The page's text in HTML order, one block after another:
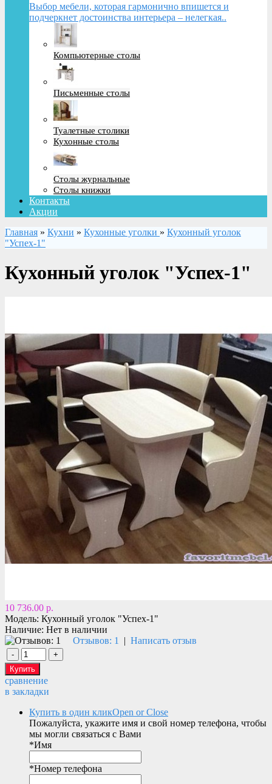
Выбор мебели, которая гармонично впишется и
подчеркнет достоинства интерьера – нелегкая..
Компьютерные столы
Письменные столы
Туалетные столики
Кухонные столы
Столы журнальные
Столы книжки
Контакты
Акции
Главная » Кухни » Кухонные уголки » Кухонный уголок
"Успех-1"
Кухонный уголок "Успех-1"
10 736.00 р.
Модель: Кухонный уголок "Успех-1"
Наличие: Нет в наличии
Отзывов: 1 | Написать отзыв
сравнение
в закладки
Купить в один кликOpen or Close
Пожалуйста, укажите имя и свой номер телефона, чтобы
мы могли связаться с Вами
*Имя
*Номер телефона